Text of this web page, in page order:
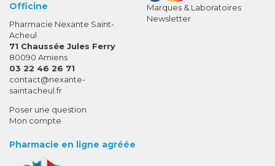
Officine
Pharmacie Nexante Saint-
Acheul
71 Chaussée Jules Ferry
80090 Amiens
03 22 46 26 71
contact-
@-
nexante-
saintacheul.fr
Poser une question
Mon compte
Marques & Laboratoires
Newsletter
Pharmacie en ligne agréée